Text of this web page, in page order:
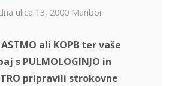
ulica 13, 2000 Maribor
ali KOPB ter vaše
s PULMOLOGINJO in
pripravili strokovne